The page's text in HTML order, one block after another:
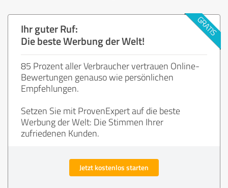
Ihr guter Ruf:
Die beste Werbung der Welt!
85 Prozent aller Verbraucher vertrauen Online-
Bewertungen genauso wie persönlichen
Empfehlungen.
Setzen Sie mit ProvenExpert auf die beste
Werbung der Welt: Die Stimmen Ihrer
zufriedenen Kunden.
Jetzt kostenlos starten